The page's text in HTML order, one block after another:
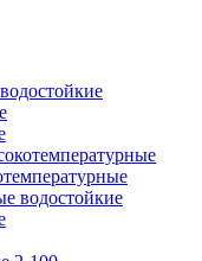
водостойкие